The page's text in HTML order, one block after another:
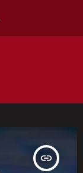
insert_link